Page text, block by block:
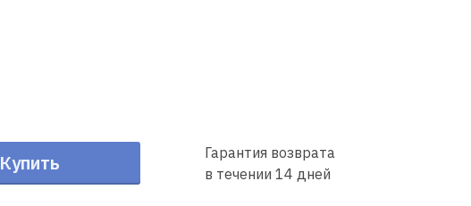
Купить
Гарантия возврата
в течении 14 дней